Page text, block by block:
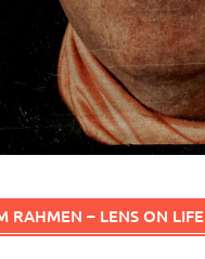
RAHMEN – LENS ON LIFE